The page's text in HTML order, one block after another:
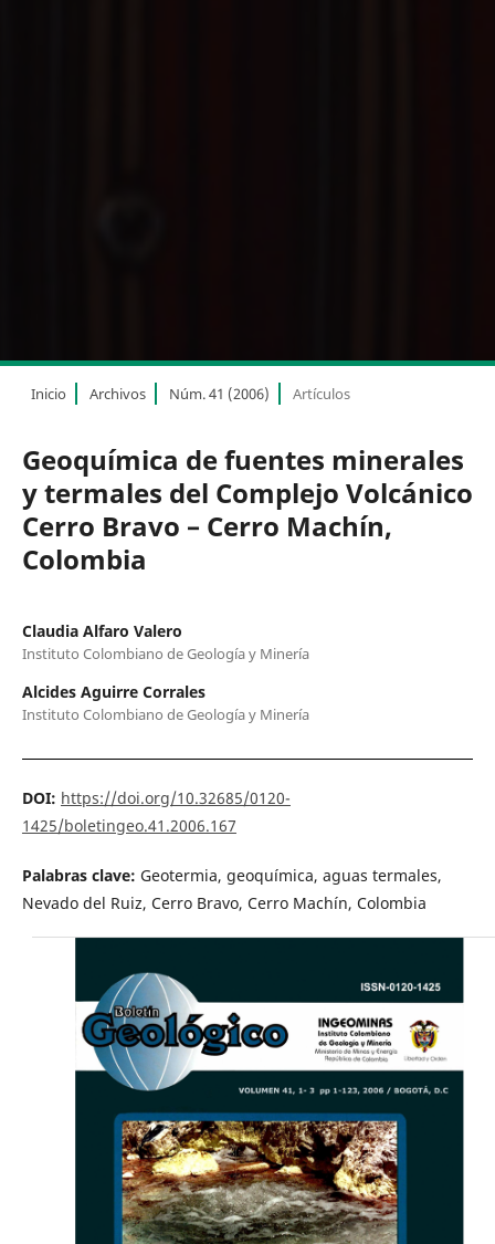
Inicio Archivos Núm. 41 (2006) Artículos
Geoquímica de fuentes minerales
y termales del Complejo Volcánico
Cerro Bravo – Cerro Machín,
Colombia
Claudia Alfaro Valero
Instituto Colombiano de Geología y Minería
Alcides Aguirre Corrales
Instituto Colombiano de Geología y Minería
DOI: https://doi.org/10.32685/0120-
1425/boletingeo.41.2006.167
Palabras clave: Geotermia, geoquímica, aguas termales,
Nevado del Ruiz, Cerro Bravo, Cerro Machín, Colombia